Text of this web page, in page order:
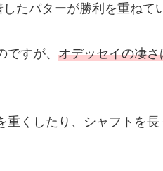
たパターが勝利を重ねて
すが、 オデッセイの凄
くしたり、シャフトを